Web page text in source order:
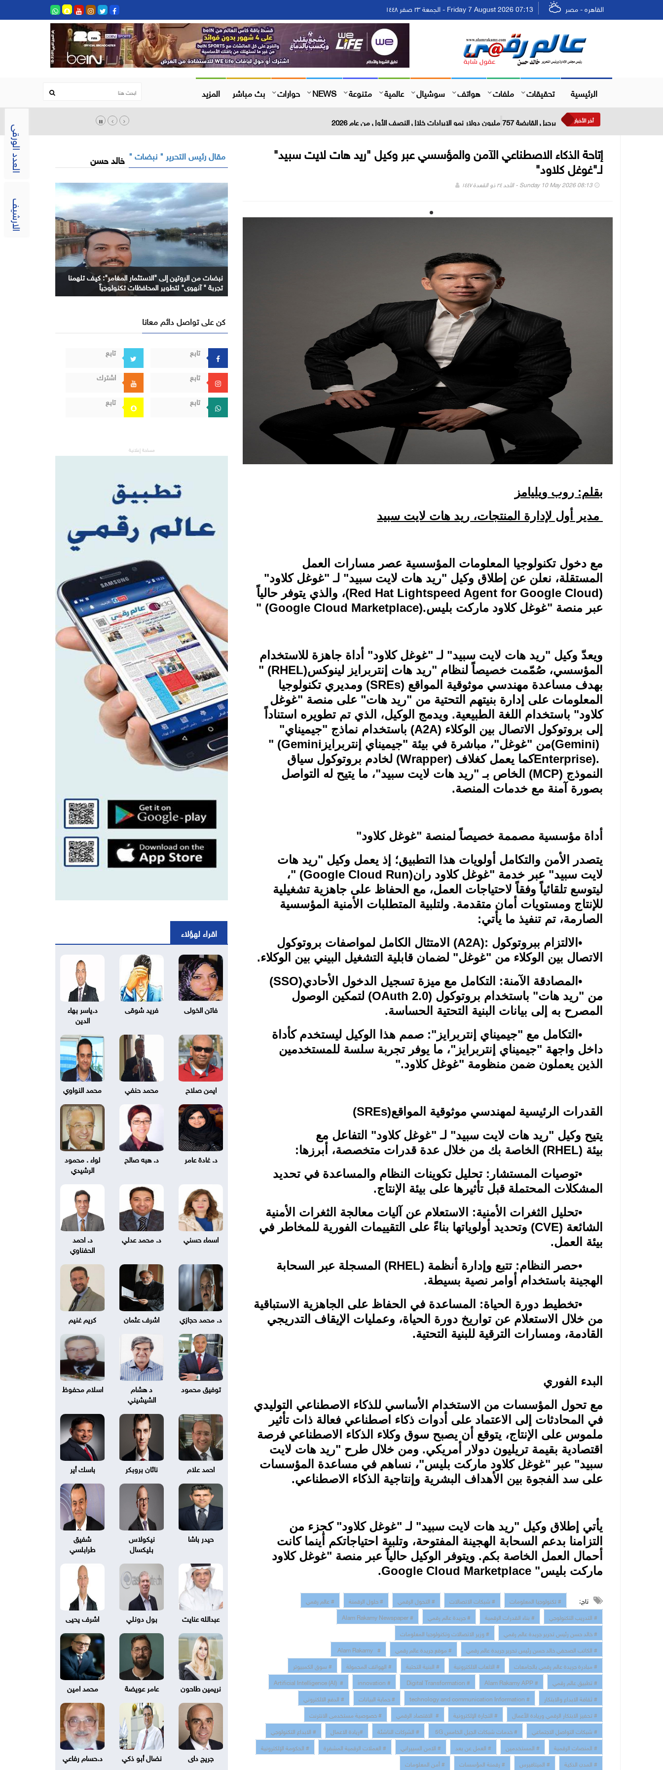
العدد الورقى
الارشيف
القاهره - مصر Friday 7 August 2026 07:13 - الجمعة ٢٣ صفر ١٤٤٨
الرئيسية تحقيقات ملفات هواتف سوشيال عالمية متنوعة NEWS حوارات بث مباشر المزيد
أخر الأخبار برجيل القابضة 757 مليون دولار نمو الإيرادات خلال النصف الأول من عام 2026
إتاحة الذكاء الاصطناعي الآمن والمؤسسي عبر وكيل "ريد هات لايت سبيد"
لـ"غوغل كلاود"
Sunday 10 May 2026 08:13 - الأحد ٢٤ ذو القعدة ١٤٤٧
بقلم: روب ويليامز
مدير أول لإدارة المنتجات، ريد هات لايت سبيد
مع دخول تكنولوجيا المعلومات المؤسسية عصر مسارات العمل
المستقلة، نعلن عن إطلاق وكيل "ريد هات لايت سبيد" لـ "غوغل كلاود"
(Red Hat Lightspeed Agent for Google Cloud)، والذي يتوفر حالياً
عبر منصة "غوغل كلاود ماركت بليس" (Google Cloud Marketplace).
ويعدّ وكيل "ريد هات لايت سبيد" لـ "غوغل كلاود" أداة جاهزة للاستخدام
المؤسسي، صُمّمت خصيصاً لنظام "ريد هات إنتربرايز لينوكس" (RHEL)
بهدف مساعدة مهندسي موثوقية المواقع (SREs) ومديري تكنولوجيا
المعلومات على إدارة بنيتهم التحتية من "ريد هات" على منصة "غوغل
كلاود" باستخدام اللغة الطبيعية. ويدمج الوكيل، الذي تم تطويره استناداً
إلى بروتوكول الاتصال بين الوكلاء (A2A) باستخدام نماذج "جيميناي"
(Gemini)من "غوغل"، مباشرة في بيئة "جيميناي إنتربرايز " (Gemini
Enterprise).كما يعمل كغلاف (Wrapper) لخادم بروتوكول سياق
النموذج (MCP) الخاص بـ "ريد هات لايت سبيد"، ما يتيح له التواصل
بصورة آمنة مع خدمات المنصة.
أداة مؤسسية مصممة خصيصاً لمنصة "غوغل كلاود"
يتصدر الأمن والتكامل أولويات هذا التطبيق؛ إذ يعمل وكيل "ريد هات
لايت سبيد" عبر خدمة "غوغل كلاود ران" (Google Cloud Run)،
ليتوسع تلقائياً وفقاً لاحتياجات العمل، مع الحفاظ على جاهزية تشغيلية
للإنتاج ومستويات أمان متقدمة. ولتلبية المتطلبات الأمنية المؤسسية
الصارمة، تم تنفيذ ما يأتي:
• الالتزام ببروتوكول (A2A): الامتثال الكامل لمواصفات بروتوكول
الاتصال بين الوكلاء من "غوغل" لضمان قابلية التشغيل البيني بين الوكلاء.
• المصادقة الآمنة: التكامل مع ميزة تسجيل الدخول الأحادي(SSO)
من "ريد هات" باستخدام بروتوكول (OAuth 2.0) لتمكين الوصول
المصرح به إلى بيانات البنية التحتية الحساسة.
• التكامل مع "جيميناي إنتربرايز": صمم هذا الوكيل ليستخدم كأداة
داخل واجهة "جيميناي إنتربرايز"، ما يوفر تجربة سلسة للمستخدمين
الذين يعملون ضمن منظومة "غوغل كلاود".
القدرات الرئيسية لمهندسي موثوقية المواقع(SREs)
يتيح وكيل "ريد هات لايت سبيد" لـ "غوغل كلاود" التفاعل مع
بيئة (RHEL) الخاصة بك من خلال عدة قدرات متخصصة، أبرزها:
•توصيات المستشار: تحليل تكوينات النظام والمساعدة في تحديد
المشكلات المحتملة قبل تأثيرها على بيئة الإنتاج.
•تحليل الثغرات الأمنية: الاستعلام عن آليات معالجة الثغرات الأمنية
الشائعة (CVE) وتحديد أولوياتها بناءً على التقييمات الفورية للمخاطر في
بيئة العمل.
•حصر النظام: تتبع وإدارة أنظمة (RHEL) المسجلة عبر السحابة
الهجينة باستخدام أوامر نصية بسيطة.
•تخطيط دورة الحياة: المساعدة في الحفاظ على الجاهزية الاستباقية
من خلال الاستعلام عن تواريخ دورة الحياة، وعمليات الإيقاف التدريجي
القادمة، ومسارات الترقية للبنية التحتية.
البدء الفوري
مع تحول المؤسسات من الاستخدام الأساسي للذكاء الاصطناعي التوليدي
في المحادثات إلى الاعتماد على أدوات ذكاء اصطناعي فعالة ذات تأثير
ملموس على الإنتاج، يتوقع أن يصبح سوق وكلاء الذكاء الاصطناعي فرصة
اقتصادية بقيمة تريليون دولار أمريكي. ومن خلال طرح "ريد هات لايت
سبيد" عبر "غوغل كلاود ماركت بليس"، نساهم في مساعدة المؤسسات
على سد الفجوة بين الأهداف البشرية وإنتاجية الذكاء الاصطناعي.
يأتي إطلاق وكيل "ريد هات لايت سبيد" لـ "غوغل كلاود" كجزء من
التزامنا بدعم السحابة الهجينة المفتوحة، وتلبية احتياجاتكم أينما كانت
أحمال العمل الخاصة بكم. ويتوفر الوكيل حالياً عبر منصة "غوغل كلاود
ماركت بليس" Google Cloud Marketplace
.
تاج: # تكنولوجيا المعلومات # شبكات الاتصالات # التحول الرقمي # حلول الرقمنة
# عالم رقمي
# التدريب التكنولوجي
# بناء القدرات الرقمية # جريدة عالم رقمي
# Alam Rakamy Newspaper
# خالد حسن رئيس تحرير جريدة عالم رقمي
# وزير الاتصالات وتكنولوجيا المعلومات
# الكاتب الصحفي خالد حسن رئيس تحرير جريدة عالم رقمي
# موقع جريدة عالم رقمي
# Alam Rakamy
# مبادرة جريدة عالم رقمي بالجامعات
# الالعاب الالكترونية # البنية التحتية # الهواتف المحمولة
# سوق الكمبيوتر
# تطبيق عالم رقمي
# Alam Rakamy APP
# Digital Transformation
# innovation
# Artificial Intelligence (AI)
# ثقافة الابداع والابتكار
# technology and communication Information # حماية البيانات
# الدفع الالكتروني
# تحفيز الابتكار الرقمي وريادة الأعمال
# التجارة الإلكترونية # الاقتصاد الرقمي
# خصوصية مستخدمى الانترنت
# شبكات التواصل الاجتماعي
# خدمات شبكات الجيل الخامس 5G # الشركات الناشئة #ريادة الاعمال
# الابداع التكنولوجي
# المنصات الرقمية
# المستخدمين # العمل عن بعد # الامن السبيراني # العملات الرقمية المشفرة
# الحكومة الإلكترونية
# المدن الذكية
# الميتافيرس # رقمنة المؤسسات # أمن المعلومات
مقال رئيس التحرير " نبضات " خالد حسن
نبضات من الروتين إلى "الاستثمار المغامر": كيف تلهمنا
تجربة " آنهوي" لتطوير المحافظات تكنولوجياً
كن على تواصل دائم معانا
تابع
تابع
تابع
اشترك
تابع
تابع
مساحة إعلانية
اقراء لهؤلاء
فاتن الخولى فريد شوقى
د.ياسر بهاء
الدين
ايمن صلاح محمد حنفي محمد النواوي
د. غادة عامر د. هبه صالح
لواء . محمود
الرشيدي
اسماء حسني د. محمد عدلي
د. احمد
الحفناوي
د. محمد حجازي اشرف عثمان كريم غنيم
توفيق محمود
د هشام
الشيشيني
اسلام محفوظ
احمد علام ناثان بروبكر باسك أير
حيدر باشا
نيكولاس
بليكسال
شفيق
طرابلسي
عبدالله عنايت بول دونلي اشرف يحيى
نريمين طاحون عامر عويضة محمد امين
جريج داى نضال أبو ذكي د.حسام رفاعي